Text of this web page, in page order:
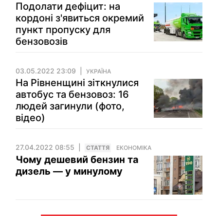
Подолати дефіцит: на
кордоні з'явиться окремий
пункт пропуску для
бензовозів
03.05.2022 23:09 УКРАЇНА
На Рівненщині зіткнулися
автобус та бензовоз: 16
людей загинули (фото,
відео)
27.04.2022 08:55 СТАТТЯ ЕКОНОМІКА
Чому дешевий бензин та
дизель — у минулому